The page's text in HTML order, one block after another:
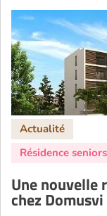
Une nouvelle
chez Domusvi